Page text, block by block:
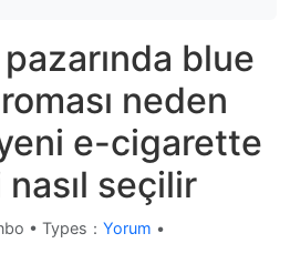
blue
neden
e-cigarette
seçilir
• Types： Yorum •